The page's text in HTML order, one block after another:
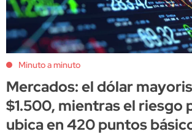
Minuto a minuto
Mercados: el dólar
$1.500, mientras el riesgo
ubica en 420 puntos